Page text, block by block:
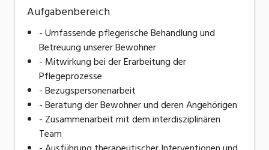
Aufgabenbereich
- Umfassende pflegerische Behandlung und
Betreuung unserer Bewohner
- Mitwirkung bei der Erarbeitung der
Pflegeprozesse
- Bezugspersonenarbeit
- Beratung der Bewohner und deren Angehörigen
- Zusammenarbeit mit dem interdisziplinären
Team